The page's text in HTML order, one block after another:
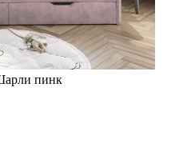
пинк